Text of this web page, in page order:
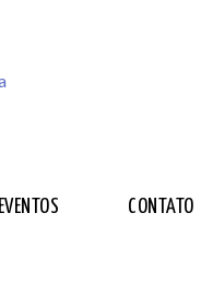
EVENTOS CONTATO